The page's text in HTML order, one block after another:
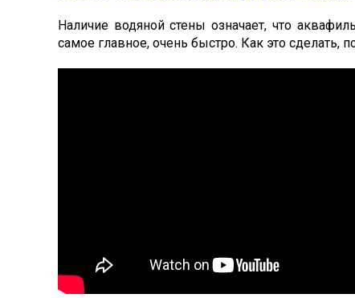
Наличие водяной стены означает, что
самое главное, очень быстро. Как это сделать,